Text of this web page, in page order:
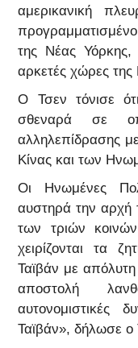
αμερικανική
προγραμματισμένο
της Νέας Υόρκης,
αρκετές χώρες της
Ο Τσεν τόνισε
σθεναρά σε
αλληλεπίδρασης
Κίνας και των
Οι Ηνωμένες
αυστηρά την αρχή
των τριών
χειρίζονται τα
Ταϊβάν με
αποστολή
αυτονομιστικές
Ταϊβάν», δήλωσε ο